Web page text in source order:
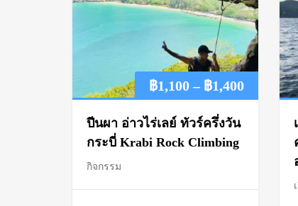
฿1,100 – ฿1,400Price
ปีนผา อ่าวไร่เลย์ ทัวร์ครึ่งวัน
กระบี่ Krabi Rock Climbing
กิจกรรม